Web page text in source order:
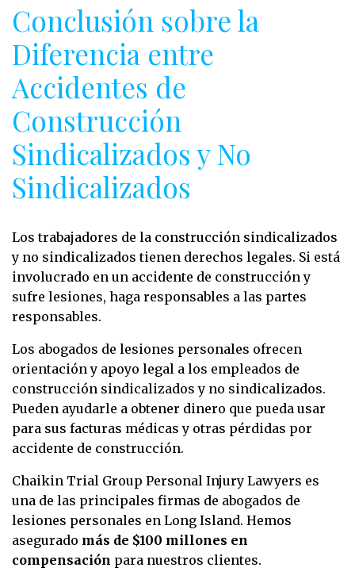
Conclusión sobre la
Diferencia entre
Accidentes de
Construcción
Sindicalizados y No
Sindicalizados
Los trabajadores de la construcción sindicalizados
y no sindicalizados tienen derechos legales. Si está
involucrado en un accidente de construcción y
sufre lesiones, haga responsables a las partes
responsables.
Los abogados de lesiones personales ofrecen
orientación y apoyo legal a los empleados de
construcción sindicalizados y no sindicalizados.
Pueden ayudarle a obtener dinero que pueda usar
para sus facturas médicas y otras pérdidas por
accidente de construcción.
Chaikin Trial Group Personal Injury Lawyers es
una de las principales firmas de abogados de
lesiones personales en Long Island. Hemos
asegurado más de $100 millones en
compensación para nuestros clientes.